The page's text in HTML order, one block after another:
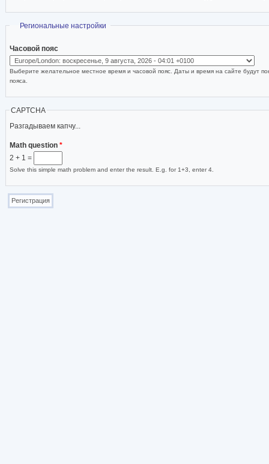
Скрыть
Региональные настройки
Часовой пояс
Выберите желательное местное время и часовой пояс. Даты и время на сайте будут
пояса.
CAPTCHA
Разгадываем капчу...
Math question *
2 + 1 =
Solve this simple math problem and enter the result. E.g. for 1+3, enter 4.